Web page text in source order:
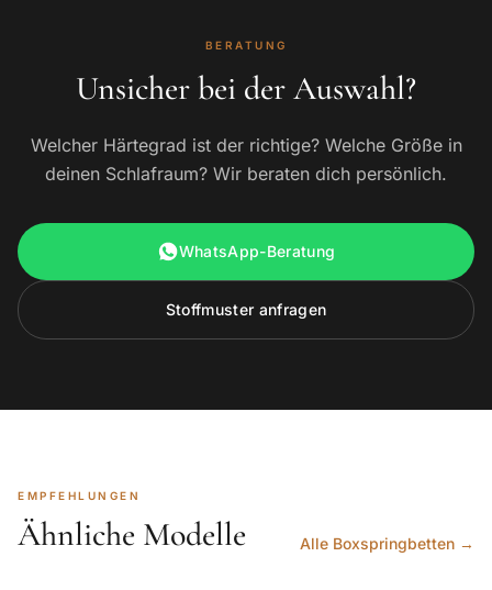
BERATUNG
Unsicher bei der Auswahl?
Welcher Härtegrad ist der richtige? Welche Größe in
deinen Schlafraum? Wir beraten dich persönlich.
WhatsApp-Beratung
Stoffmuster anfragen
EMPFEHLUNGEN
Ähnliche Modelle Alle Boxspringbetten →